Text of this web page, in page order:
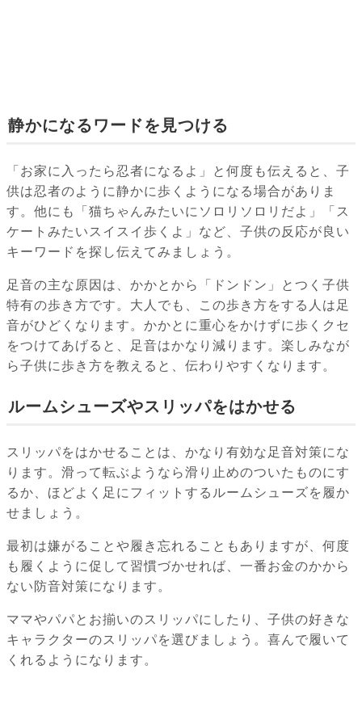
静かになるワードを見つける
「お家に入ったら忍者になるよ」と何度も伝えると、子
供は忍者のように静かに歩くようになる場合がありま
す。他にも「猫ちゃんみたいにソロリソロリだよ」「ス
ケートみたいスイスイ歩くよ」など、子供の反応が良い
キーワードを探し伝えてみましょう。
足音の主な原因は、かかとから「ドンドン」とつく子供
特有の歩き方です。大人でも、この歩き方をする人は足
音がひどくなります。かかとに重心をかけずに歩くクセ
をつけてあげると、足音はかなり減ります。楽しみなが
ら子供に歩き方を教えると、伝わりやすくなります。
ルームシューズやスリッパをはかせる
スリッパをはかせることは、かなり有効な足音対策にな
ります。滑って転ぶようなら滑り止めのついたものにす
るか、ほどよく足にフィットするルームシューズを履か
せましょう。
最初は嫌がることや履き忘れることもありますが、何度
も履くように促して習慣づかせれば、一番お金のかから
ない防音対策になります。
ママやパパとお揃いのスリッパにしたり、子供の好きな
キャラクターのスリッパを選びましょう。喜んで履いて
くれるようになります。